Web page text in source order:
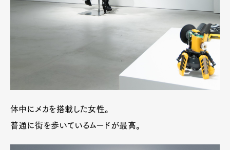
体中にメカを搭載した女性。
普通に街を歩いているムードが最高。